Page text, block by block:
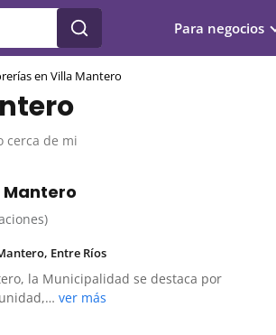
Para negocios
en Villa Mantero
cerca de mi
Entre Ríos
la Municipalidad se destaca por
ver más